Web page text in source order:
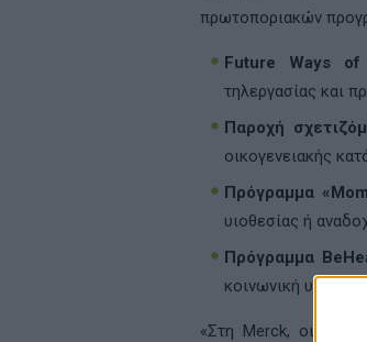
πρωτοποριακών
Future Ways of
τηλεργασίας και
Παροχή
οικογενειακής
Πρόγραμμα
υιοθεσίας ή
Πρόγραμμα
κοινωνική υγεία.
«Στη Merck, οι